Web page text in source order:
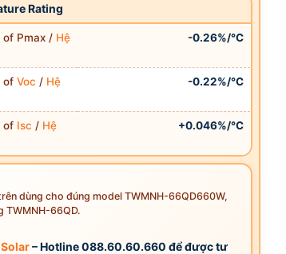
Rating
of Pmax / Hệ
-0.26%/°C
ofVoc / Hệ
-0.22%/°C
of Isc / Hệ
+0.046%/°C
dùng cho đúng model TWMNH-66QD660W,
TWMNH-66QD.
– Hotline 088.60.60.660 để được tư